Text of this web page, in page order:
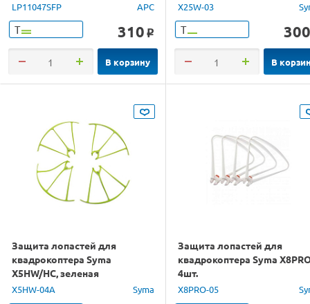
LP11047SFP APC
Т 310 o
В корзину
X25W-03
Т 300
В
Защита лопастей для
квадрокоптера Syma
X5HW/HC, зеленая
X5HW-04A Syma
Защита лопастей для
квадрокоптера Syma
4шт.
X8PRO-05